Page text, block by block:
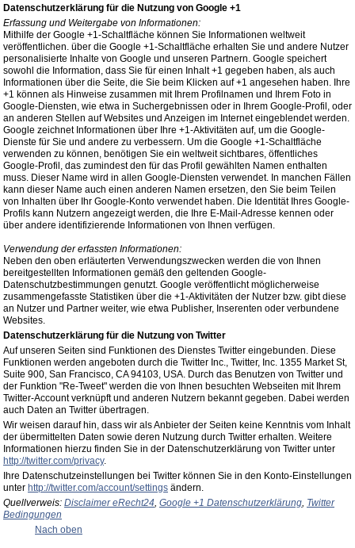
Datenschutzerklärung für die Nutzung von Google +1
Erfassung und Weitergabe von Informationen:
Mithilfe der Google +1-Schaltfläche können Sie Informationen weltweit
veröffentlichen. über die Google +1-Schaltfläche erhalten Sie und andere Nutzer
personalisierte Inhalte von Google und unseren Partnern. Google speichert
sowohl die Information, dass Sie für einen Inhalt +1 gegeben haben, als auch
Informationen über die Seite, die Sie beim Klicken auf +1 angesehen haben. Ihre
+1 können als Hinweise zusammen mit Ihrem Profilnamen und Ihrem Foto in
Google-Diensten, wie etwa in Suchergebnissen oder in Ihrem Google-Profil, oder
an anderen Stellen auf Websites und Anzeigen im Internet eingeblendet werden.
Google zeichnet Informationen über Ihre +1-Aktivitäten auf, um die Google-
Dienste für Sie und andere zu verbessern. Um die Google +1-Schaltfläche
verwenden zu können, benötigen Sie ein weltweit sichtbares, öffentliches
Google-Profil, das zumindest den für das Profil gewählten Namen enthalten
muss. Dieser Name wird in allen Google-Diensten verwendet. In manchen Fällen
kann dieser Name auch einen anderen Namen ersetzen, den Sie beim Teilen
von Inhalten über Ihr Google-Konto verwendet haben. Die Identität Ihres Google-
Profils kann Nutzern angezeigt werden, die Ihre E-Mail-Adresse kennen oder
über andere identifizierende Informationen von Ihnen verfügen.
Verwendung der erfassten Informationen:
Neben den oben erläuterten Verwendungszwecken werden die von Ihnen
bereitgestellten Informationen gemäß den geltenden Google-
Datenschutzbestimmungen genutzt. Google veröffentlicht möglicherweise
zusammengefasste Statistiken über die +1-Aktivitäten der Nutzer bzw. gibt diese
an Nutzer und Partner weiter, wie etwa Publisher, Inserenten oder verbundene
Websites.
Datenschutzerklärung für die Nutzung von Twitter
Auf unseren Seiten sind Funktionen des Dienstes Twitter eingebunden. Diese
Funktionen werden angeboten durch die Twitter Inc., Twitter, Inc. 1355 Market St,
Suite 900, San Francisco, CA 94103, USA. Durch das Benutzen von Twitter und
der Funktion "Re-Tweet" werden die von Ihnen besuchten Webseiten mit Ihrem
Twitter-Account verknüpft und anderen Nutzern bekannt gegeben. Dabei werden
auch Daten an Twitter übertragen.
Wir weisen darauf hin, dass wir als Anbieter der Seiten keine Kenntnis vom Inhalt
der übermittelten Daten sowie deren Nutzung durch Twitter erhalten. Weitere
Informationen hierzu finden Sie in der Datenschutzerklärung von Twitter unter
http://twitter.com/privacy.
Ihre Datenschutzeinstellungen bei Twitter können Sie in den Konto-Einstellungen
unter http://twitter.com/account/settings ändern.
Quellverweis: Disclaimer eRecht24, Google +1 Datenschutzerklärung, Twitter
Bedingungen
Nach oben